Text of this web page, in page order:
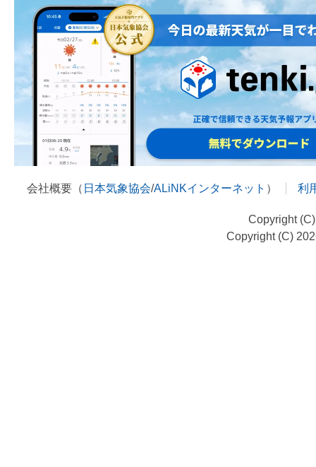
会社概要（ 日本気象協会/ALiNKインターネット ） 利
Copyright
Copyright (C)